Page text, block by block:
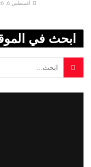
أغسطس 6, 2026
ابحث في